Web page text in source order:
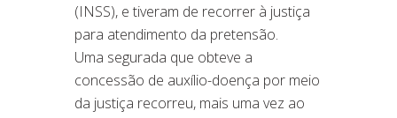
(INSS), e tiveram de recorrer à justiça
para atendimento da pretensão.
Uma segurada que obteve a
concessão de auxílio-doença por meio
da justiça recorreu, mais uma vez ao